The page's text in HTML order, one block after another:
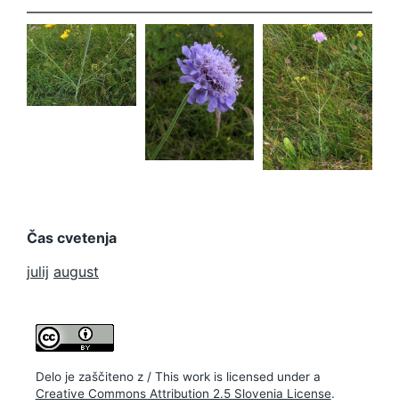
Scabiosa
lucida ssp.
stricta
Scabiosa
lucida ssp.
stricta
Scabiosa
lucida ssp.
stricta
Čas cvetenja
julij august
Delo je zaščiteno z / This work is licensed under a
Creative Commons Attribution 2.5 Slovenia License.